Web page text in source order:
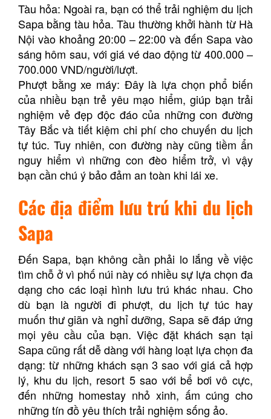
Tàu hỏa: Ngoài ra, bạn có thể trải nghiệm du lịch
Sapa bằng tàu hỏa. Tàu thường khởi hành từ Hà
Nội vào khoảng 20:00 – 22:00 và đến Sapa vào
sáng hôm sau, với giá vé dao động từ 400.000 –
700.000 VND/người/lượt.
Phượt bằng xe máy: Đây là lựa chọn phổ biến
của nhiều bạn trẻ yêu mạo hiểm, giúp bạn trải
nghiệm vẻ đẹp độc đáo của những con đường
Tây Bắc và tiết kiệm chi phí cho chuyến du lịch
tự túc. Tuy nhiên, con đường này cũng tiềm ẩn
nguy hiểm vì những con đèo hiểm trở, vì vậy
bạn cần chú ý bảo đảm an toàn khi lái xe.
Các địa điểm lưu trú khi du lịch
Sapa
Đến Sapa, bạn không cần phải lo lắng về việc
tìm chỗ ở vì phố núi này có nhiều sự lựa chọn đa
dạng cho các loại hình lưu trú khác nhau. Cho
dù bạn là người đi phượt, du lịch tự túc hay
muốn thư giãn và nghỉ dưỡng, Sapa sẽ đáp ứng
mọi yêu cầu của bạn. Việc đặt khách sạn tại
Sapa cũng rất dễ dàng với hàng loạt lựa chọn đa
dạng: từ những khách sạn 3 sao với giá cả hợp
lý, khu du lịch, resort 5 sao với bể bơi vô cực,
đến những homestay nhỏ xinh, ấm cúng cho
những tín đồ yêu thích trải nghiệm sống ảo.